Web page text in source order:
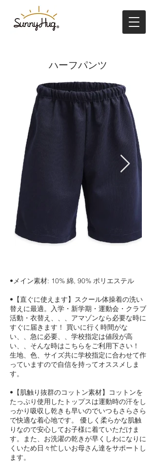
ハーフパンツ
•メイン素材: 10% 綿, 90% ポリエステル
•【直ぐに使えます】スクール体操着の洗い
替えに最適。入学・新学期・運動会・クラブ
活動・衣替え、、、アマゾンなら必要な時に
すぐに届きます！ 買いに行く時間がな
い、、急に必要、、学校指定は値段が高
い、、そんな時はこちらをご利用下さい！
生地、色、サイズ共に学校指定に合わせて作
っていますので自信を持ってオススメしま
す。
•【肌触り抜群のコットン素材】コットンを
たっぷり使用したトップスは運動時の汗をし
っかり吸収し乾きも早いのでいつもさらさら
で快適な着心地です。 優しく柔らかな肌触
りなので安心してお子様に着ていただけま
す。また、お洗濯の乾きが早くしわになりに
くいため日々忙しいお母さん達をサポートし
ます。